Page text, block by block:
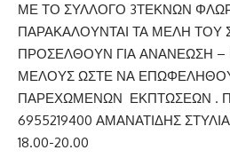
ΜΕ ΤΟ ΣΥΛΛΟΓΟ 3ΤΕΚΝΩΝ
ΠΑΡΑΚΑΛΟΥΝΤΑΙ ΤΑ ΜΕΛΗ ΤΟΥ
ΠΡΟΣΕΛΘΟΥΝ ΓΙΑ ΑΝΑΝΕΩΣΗ –
ΜΕΛΟΥΣ ΩΣΤΕ ΝΑ
ΠΑΡΕΧΩΜΕΝΩΝ ΕΚΠΤΩΣΕΩΝ .
6955219400 ΑΜΑΝΑΤΙΔΗΣ
18.00-20.00